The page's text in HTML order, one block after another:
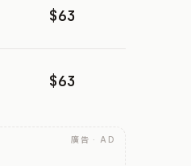
$63
$63
廣告 · AD